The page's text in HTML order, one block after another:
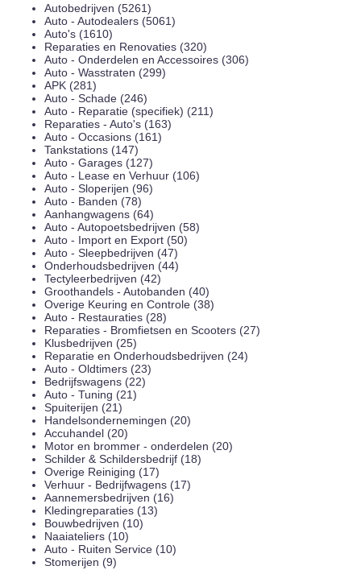
Autobedrijven (5261)
Auto - Autodealers (5061)
Auto's (1610)
Reparaties en Renovaties (320)
Auto - Onderdelen en Accessoires (306)
Auto - Wasstraten (299)
APK (281)
Auto - Schade (246)
Auto - Reparatie (specifiek) (211)
Reparaties - Auto's (163)
Auto - Occasions (161)
Tankstations (147)
Auto - Garages (127)
Auto - Lease en Verhuur (106)
Auto - Sloperijen (96)
Auto - Banden (78)
Aanhangwagens (64)
Auto - Autopoetsbedrijven (58)
Auto - Import en Export (50)
Auto - Sleepbedrijven (47)
Onderhoudsbedrijven (44)
Tectyleerbedrijven (42)
Groothandels - Autobanden (40)
Overige Keuring en Controle (38)
Auto - Restauraties (28)
Reparaties - Bromfietsen en Scooters (27)
Klusbedrijven (25)
Reparatie en Onderhoudsbedrijven (24)
Auto - Oldtimers (23)
Bedrijfswagens (22)
Auto - Tuning (21)
Spuiterijen (21)
Handelsondernemingen (20)
Accuhandel (20)
Motor en brommer - onderdelen (20)
Schilder & Schildersbedrijf (18)
Overige Reiniging (17)
Verhuur - Bedrijfwagens (17)
Aannemersbedrijven (16)
Kledingreparaties (13)
Bouwbedrijven (10)
Naaiateliers (10)
Auto - Ruiten Service (10)
Stomerijen (9)